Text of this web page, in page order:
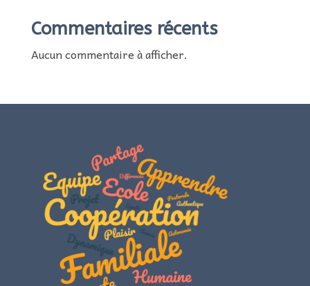
Commentaires récents
Aucun commentaire à afficher.